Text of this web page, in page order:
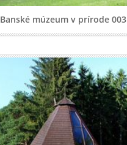
Banské múzeum v prírode 003